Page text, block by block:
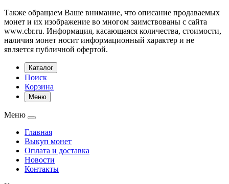
Также обращаем Ваше внимание, что описание продаваемых
монет и их изображение во многом заимствованы с сайта
www.cbr.ru. Информация, касающаяся количества, стоимости,
наличия монет носит информационный характер и не
является публичной офертой.
Каталог
Поиск
Корзина
Меню
Меню
Главная
Выкуп монет
Оплата и доставка
Новости
Контакты